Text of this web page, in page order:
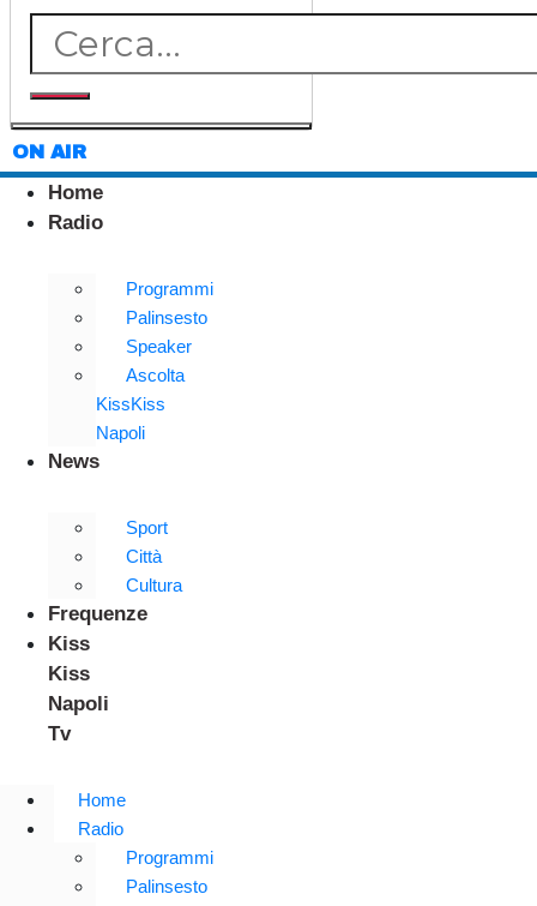
ON AIR
Home
Radio
Programmi
Palinsesto
Speaker
Ascolta
KissKiss
Napoli
News
Sport
Città
Cultura
Frequenze
Kiss
Kiss
Napoli
Tv
Home
Radio
Programmi
Palinsesto